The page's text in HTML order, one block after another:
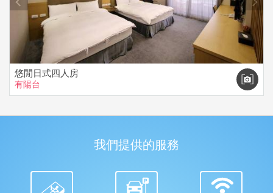
悠閒日式四人房
有陽台
我們提供的服務